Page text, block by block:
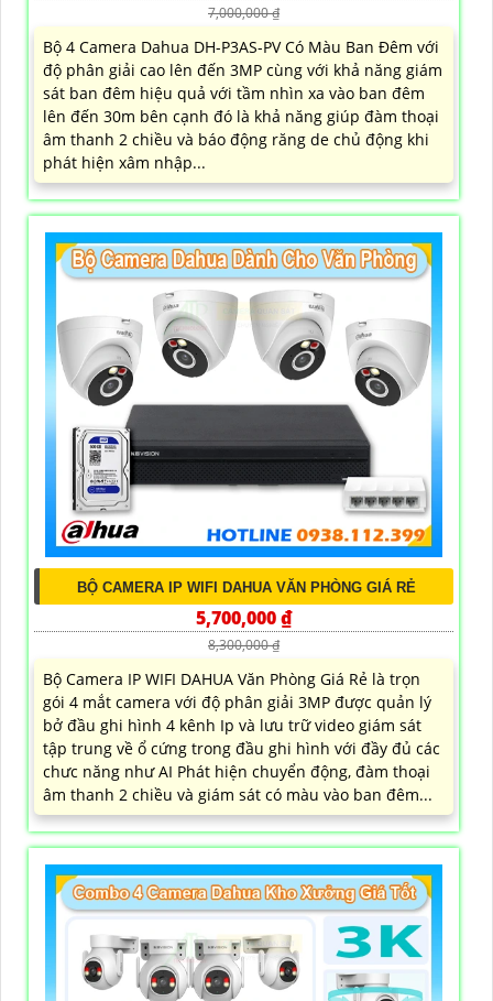
7,000,000 ₫
Bộ 4 Camera Dahua DH-P3AS-PV Có Màu Ban Đêm với
độ phân giải cao lên đến 3MP cùng với khả năng giám
sát ban đêm hiệu quả với tầm nhìn xa vào ban đêm
lên đến 30m bên cạnh đó là khả năng giúp đàm thoại
âm thanh 2 chiều và báo động răng de chủ động khi
phát hiện xâm nhập...
BỘ CAMERA IP WIFI DAHUA VĂN PHÒNG GIÁ RẺ
5,700,000 ₫
8,300,000 ₫
Bộ Camera IP WIFI DAHUA Văn Phòng Giá Rẻ là trọn
gói 4 mắt camera với độ phân giải 3MP được quản lý
bở đầu ghi hình 4 kênh Ip và lưu trữ video giám sát
tập trung về ổ cứng trong đầu ghi hình với đầy đủ các
chưc năng như AI Phát hiện chuyển động, đàm thoại
âm thanh 2 chiều và giám sát có màu vào ban đêm...